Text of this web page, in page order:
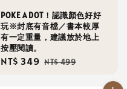
POKE A DOT！認識顏色好好
玩※封底有音檔／書本較厚
有一定重量，建議放於地上
按壓閱讀。
Sale
NT$ 349 Regular
NT$ 499